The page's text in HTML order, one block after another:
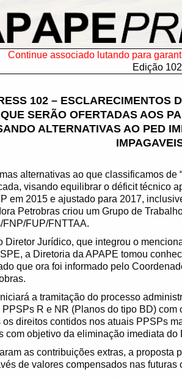
Continue associado lutando para
Edição 102
102 – ESCLARECIMENTOS
SERÃO OFERTADAS AOS
ALTERNATIVAS AO PED
alternativas ao que classificamos de
visando equilibrar o déficit técnico
em 2015 e ajustado para 2017,
Petrobras criou um Grupo de
FNP/FUP/FNTTAA.
Diretor Jurídico, que integrou o
a Diretoria da APAPE tomou
que ora foi informado pelo
a tramitação do processo
R e NR (Planos do tipo BD) com
direitos contidos nos atuais PPSPs
com objetivo da eliminação imediata do
as contribuições extras, a proposta
de valores compensados nas futuras